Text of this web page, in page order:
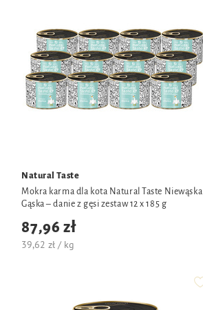
Natural Taste
Mokra karma dla kota Natural Taste Niewąska
Gąska – danie z gęsi zestaw 12 x 185 g
87,96 zł
39,62 zł / kg